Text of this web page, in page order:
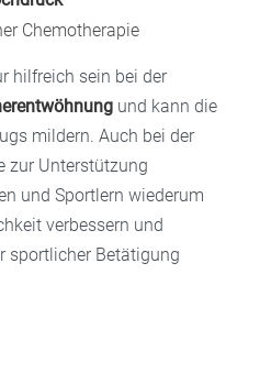
Chemotherapie
hilfreich sein bei der
und kann die
mildern. Auch bei der
zur Unterstützung
und Sportlern wiederum
verbessern und
sportlicher Betätigung